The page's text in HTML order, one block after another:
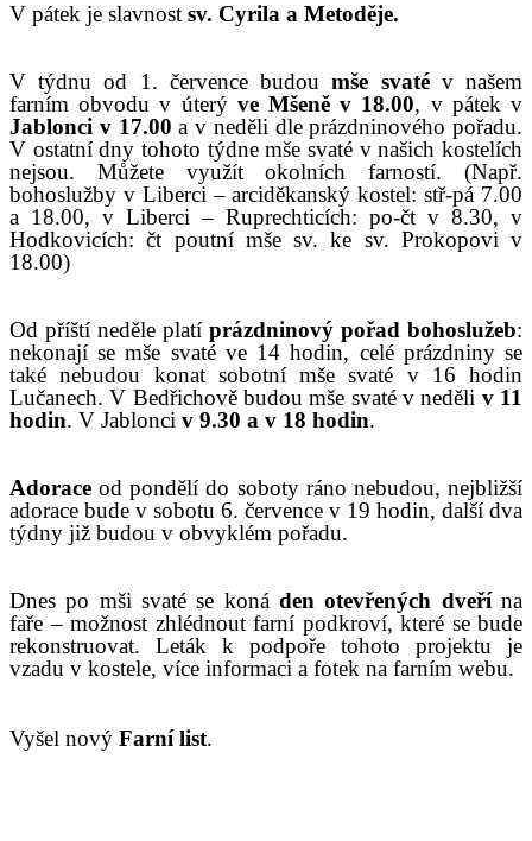
V pátek je slavnost sv. Cyrila a Metoděje.
V týdnu od 1. července budoumše svatév našem
farním obvodu v úterý ve Mšeně v 18.00, v pátek v
Jablonci v 17.00 a v neděli dle prázdninového pořadu.
V ostatní dny tohoto týdne mše svaté v našich kostelích
nejsou. Můžete využít okolních farností. (Např.
bohoslužby v Liberci – arciděkanský kostel: stř-pá 7.00
a 18.00, v Liberci – Ruprechticích: po-čt v 8.30, v
Hodkovicích: čt poutní mše sv. ke sv. Prokopovi v
18.00)
Od příští neděle platí prázdninový pořad bohoslužeb:
nekonají se mše svaté ve 14 hodin, celé prázdniny se
také nebudou konat sobotní mše svaté v 16 hodin
Lučanech. V Bedřichově budou mše svaté v neděli v 11
hodin. V Jablonci v 9.30 a v 18 hodin.
Adoraceod pondělí do soboty ráno nebudou, nejbližší
adorace bude v sobotu 6. července v 19 hodin, další dva
týdny již budou v obvyklém pořadu.
Dnes po mši svaté se koná den otevřených dveřína
faře – možnost zhlédnout farní podkroví, které se bude
rekonstruovat. Leták k podpoře tohoto projektu je
vzadu v kostele, více informaci a fotek na farním webu.
Vyšel nový Farní list.